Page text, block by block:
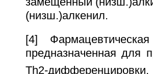
(низш.)алкенил.
[4]
предназначенная для
Тh2-